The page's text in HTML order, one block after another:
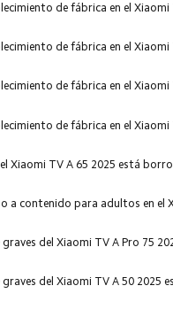
de fábrica en el Xiaomi
de fábrica en el Xiaomi
de fábrica en el Xiaomi
de fábrica en el Xiaomi
Xiaomi TV A 65 2025 está
a contenido para adultos en el
del Xiaomi TV A Pro 75
del Xiaomi TV A 50 2025